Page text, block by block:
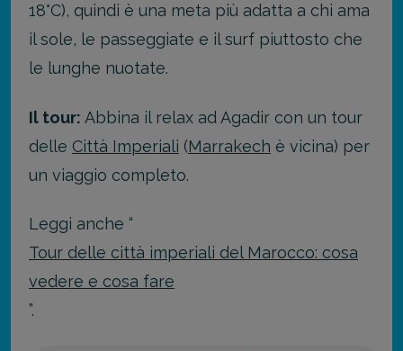
18°C), quindi è una meta più adatta a chi ama
il sole, le passeggiate e il surf piuttosto che
le lunghe nuotate.
Il tour: Abbina il relax ad Agadir con un tour
delle Città Imperiali (Marrakech è vicina) per
un viaggio completo.
Leggi anche “
Tour delle città imperiali del Marocco: cosa
vedere e cosa fare
”.